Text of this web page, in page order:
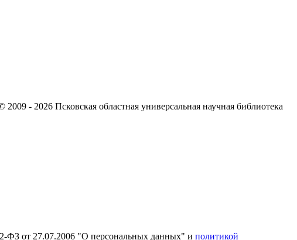
2009 - 2026 Псковская областная универсальная научная библиотека
ФЗ от 27.07.2006 "О персональных данных" и политикой